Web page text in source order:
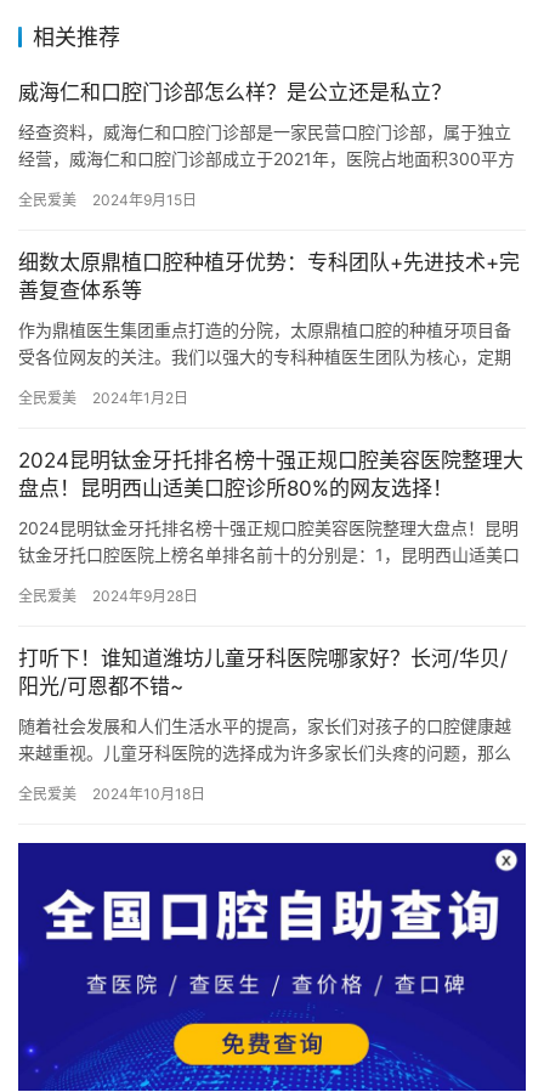
相关推荐
威海仁和口腔门诊部怎么样？是公立还是私立？
经查资料，威海仁和口腔门诊部是一家民营口腔门诊部，属于独立
经营，威海仁和口腔门诊部成立于2021年，医院占地面积300平方
全民爱美 2024年9月15日
细数太原鼎植口腔种植牙优势：专科团队+先进技术+完
善复查体系等
作为鼎植医生集团重点打造的分院，太原鼎植口腔的种植牙项目备
受各位网友的关注。我们以强大的专科种植医生团队为核心，定期
质服务…
全民爱美 2024年1月2日
2024昆明钛金牙托排名榜十强正规口腔美容医院整理大
盘点！昆明西山适美口腔诊所80%的网友选择！
2024昆明钛金牙托排名榜十强正规口腔美容医院整理大盘点！昆明
钛金牙托口腔医院上榜名单排名前十的分别是：1，昆明西山适美口
全民爱美 2024年9月28日
打听下！谁知道潍坊儿童牙科医院哪家好？长河/华贝/
阳光/可恩都不错~
随着社会发展和人们生活水平的提高，家长们对孩子的口腔健康越
来越重视。儿童牙科医院的选择成为许多家长们头疼的问题，那么
实…
全民爱美 2024年10月18日